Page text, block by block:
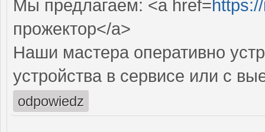
Мы предлагаем: <a href=
прожектор</a>
Наши мастера оперативно
устройства в сервисе или с
odpowiedz